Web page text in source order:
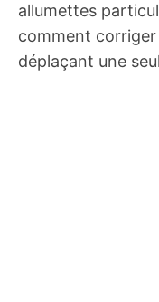
allumettes
comment corriger
déplaçant une